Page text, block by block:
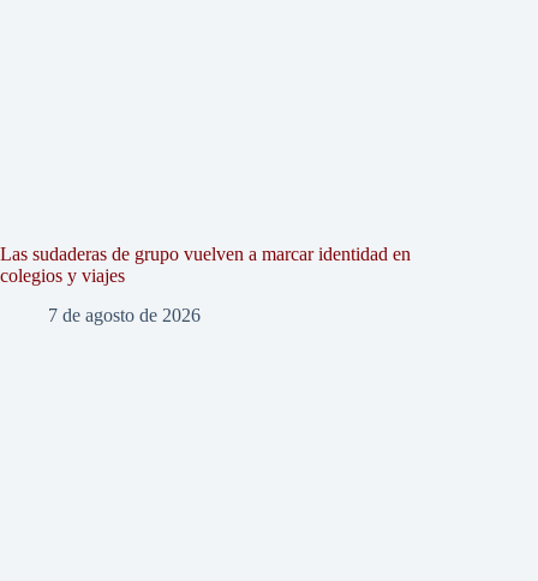
Las sudaderas de grupo vuelven a marcar identidad en
colegios y viajes
7 de agosto de 2026